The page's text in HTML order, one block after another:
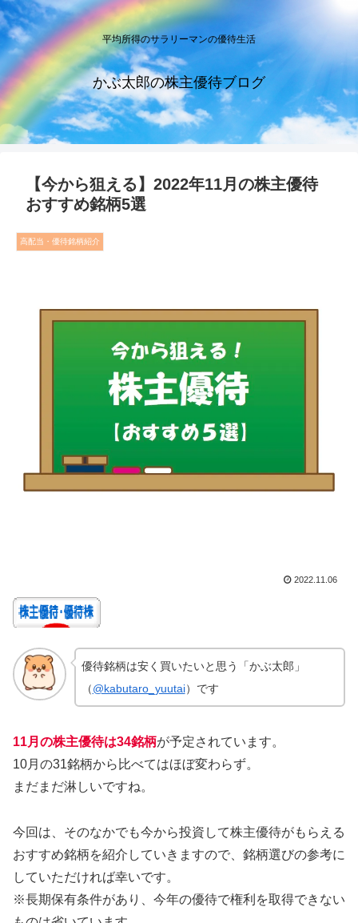
平均所得のサラリーマンの優待生活
かぶ太郎の株主優待ブログ
【今から狙える】2022年11月の株主優待
おすすめ銘柄5選
高配当・優待銘柄紹介
2022.11.06
優待銘柄は安く買いたいと思う「かぶ太郎」
（@kabutaro_yuutai）です
11月の株主優待は34銘柄が予定されています。
10月の31銘柄から比べてはほぼ変わらず。
まだまだ淋しいですね。
今回は、そのなかでも今から投資して株主優待がもらえる
おすすめ銘柄を紹介していきますので、銘柄選びの参考に
していただければ幸いです。
※長期保有条件があり、今年の優待で権利を取得できない